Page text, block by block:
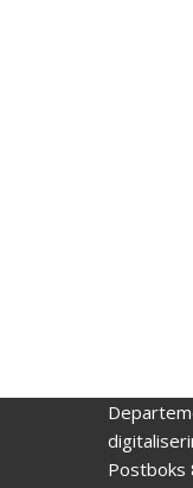
Postboks